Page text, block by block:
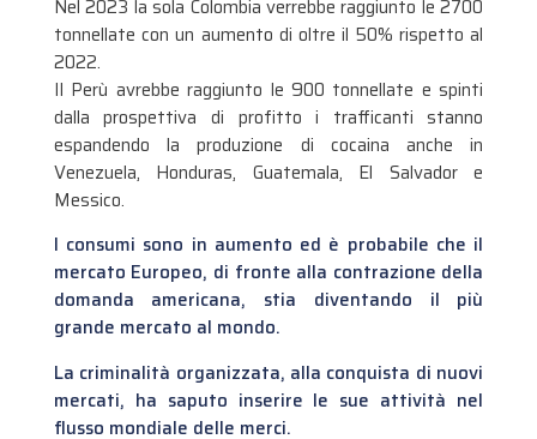
Nel 2023 la sola Colombia verrebbe raggiunto le 2700
tonnellate con un aumento di oltre il 50% rispetto al
2022.
Il Perù avrebbe raggiunto le 900 tonnellate e spinti
dalla prospettiva di profitto i trafficanti stanno
espandendo la produzione di cocaina anche in
Venezuela, Honduras, Guatemala, El Salvador e
Messico.
I consumi sono in aumento ed è probabile che il
mercato Europeo, di fronte alla contrazione della
domanda americana, stia diventando il più
grande mercato al mondo.
La criminalità organizzata, alla conquista di nuovi
mercati, ha saputo inserire le sue attività nel
flusso mondiale delle merci.